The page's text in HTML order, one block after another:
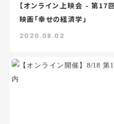
【オンライン上映会 - 第
映画「幸せの経済学」
2020.09.02